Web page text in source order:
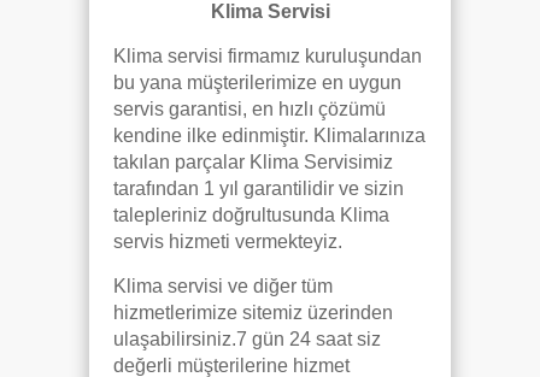
Klima Servisi
Klima servisi firmamız kuruluşundan
bu yana müşterilerimize en uygun
servis garantisi, en hızlı çözümü
kendine ilke edinmiştir. Klimalarınıza
takılan parçalar Klima Servisimiz
tarafından 1 yıl garantilidir ve sizin
talepleriniz doğrultusunda Klima
servis hizmeti vermekteyiz.
Klima servisi ve diğer tüm
hizmetlerimize sitemiz üzerinden
ulaşabilirsiniz.7 gün 24 saat siz
değerli müşterilerine hizmet